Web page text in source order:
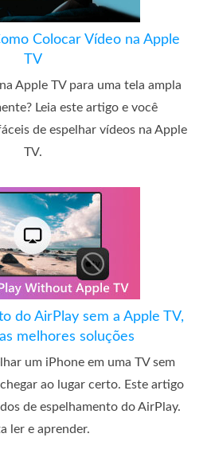
Colocar Vídeo na Apple
TV
Apple TV para uma tela ampla
Leia este artigo e você
de espelhar vídeos na Apple
TV.
do AirPlay sem a Apple TV,
melhores soluções
um iPhone em uma TV sem
ao lugar certo. Este artigo
de espelhamento do AirPlay.
ler e aprender.